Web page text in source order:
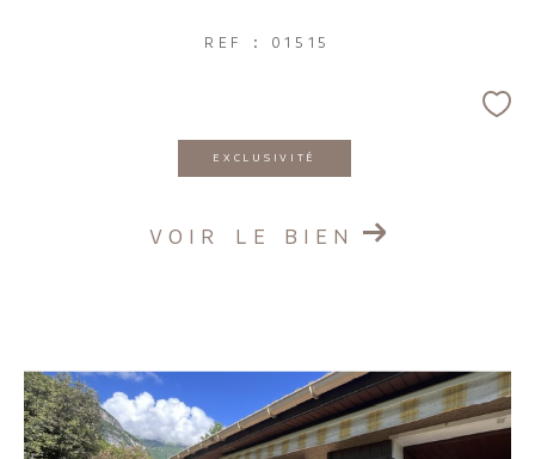
REF : 01515
EXCLUSIVITÉ
VOIR LE BIEN